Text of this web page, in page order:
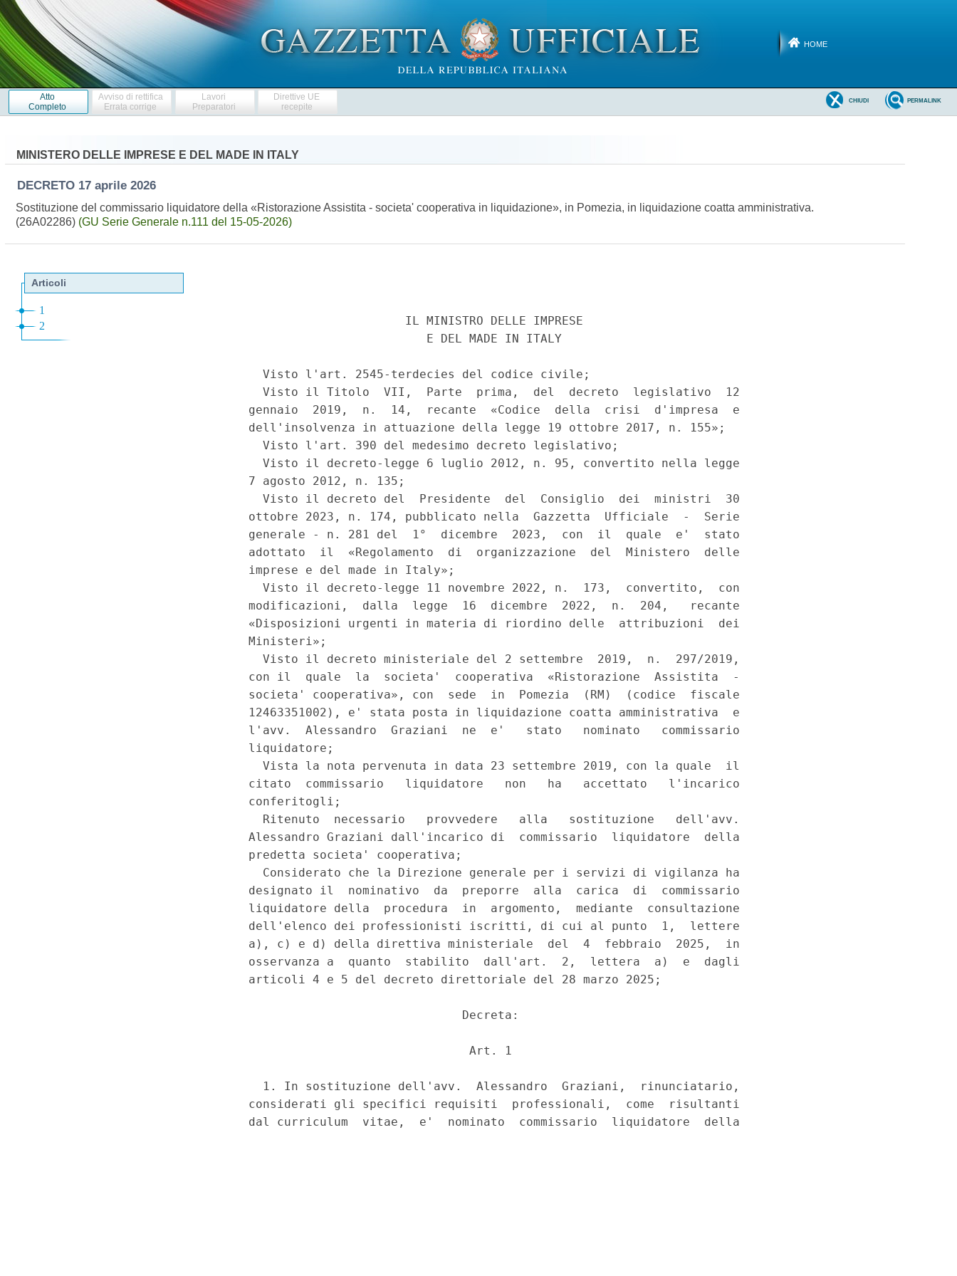
HOME
Atto
Completo
Avviso di rettifica
Errata corrige
Lavori
Preparatori
Direttive UE
recepite
PERMALINK
CHIUDI
MINISTERO DELLE IMPRESE E DEL MADE IN ITALY
DECRETO 17 aprile 2026
Sostituzione del commissario liquidatore della «Ristorazione Assistita - societa' cooperativa in liquidazione», in Pomezia, in liquidazione coatta amministrativa.
(26A02286) (GU Serie Generale n.111 del 15-05-2026)